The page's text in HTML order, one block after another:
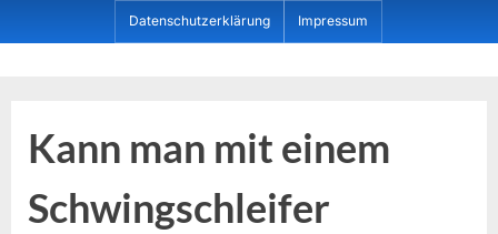
to
Datenschutzerklärung Impressum
Kann man mit einem
Schwingschleifer